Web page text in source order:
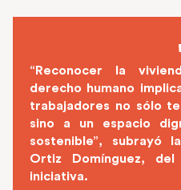
“Reconocer la
derecho humano
trabajadores no sólo
sino a un espacio
sostenible”, subrayó
Ortiz Domínguez,
iniciativa.